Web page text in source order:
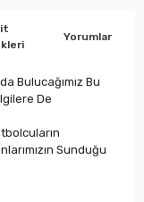
Yorumlar
Bulucağımız Bu
De
Sunduğu